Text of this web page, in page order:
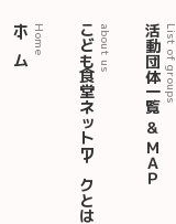
ホーム Home こども食堂ネットワークとはabout us 活動団体一覧 ＆ ＭＡＰList of groups